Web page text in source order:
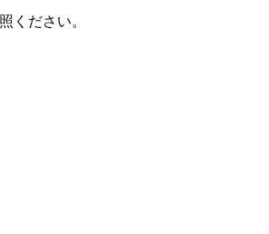
ださい。